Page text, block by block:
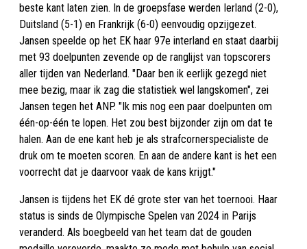
beste kant laten zien. In de groepsfase werden Ierland (2-0),
Duitsland (5-1) en Frankrijk (6-0) eenvoudig opzijgezet.
Jansen speelde op het EK haar 97e interland en staat daarbij
met 93 doelpunten zevende op de ranglijst van topscorers
aller tijden van Nederland. "Daar ben ik eerlijk gezegd niet
mee bezig, maar ik zag die statistiek wel langskomen", zei
Jansen tegen het ANP. "Ik mis nog een paar doelpunten om
één-op-één te lopen. Het zou best bijzonder zijn om dat te
halen. Aan de ene kant heb je als strafcornerspecialiste de
druk om te moeten scoren. En aan de andere kant is het een
voorrecht dat je daarvoor vaak de kans krijgt."
Jansen is tijdens het EK dé grote ster van het toernooi. Haar
status is sinds de Olympische Spelen van 2024 in Parijs
veranderd. Als boegbeeld van het team dat de gouden